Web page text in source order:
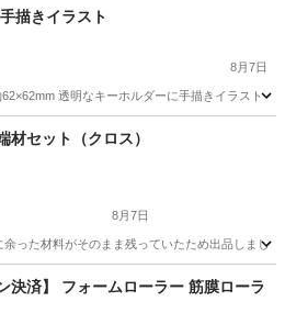
描きイラスト
8月7日
透明なキーホルダーに手描きイラスト
の他
材セット（クロス）
8月7日
った材料がそのまま残っていたため出品しまし
その他
ーラー 筋膜ローラ